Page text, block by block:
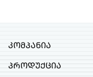
კომპანია
პროდუქცია